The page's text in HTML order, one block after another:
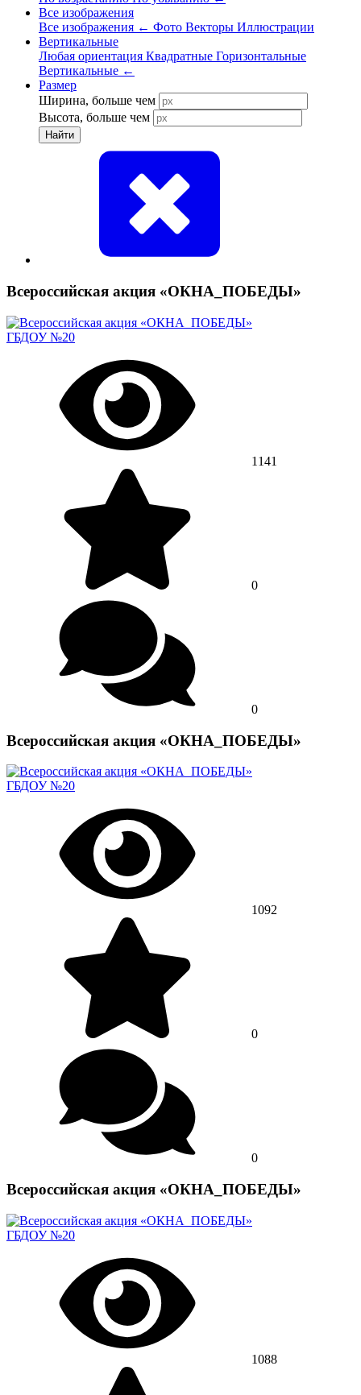
Все изображения
Все изображения ← Фото Векторы Иллюстрации
Вертикальные
Любая ориентация Квадратные Горизонтальные
Вертикальные ←
Размер
Ширина, больше чем
Высота, больше чем
Найти
Всероссийская акция «ОКНА_ПОБЕДЫ»
ГБДОУ №20
1141
0
0
Всероссийская акция «ОКНА_ПОБЕДЫ»
ГБДОУ №20
1092
0
0
Всероссийская акция «ОКНА_ПОБЕДЫ»
ГБДОУ №20
1088